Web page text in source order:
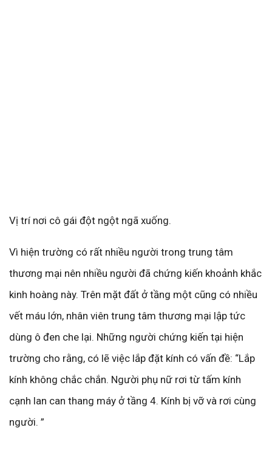
Vị trí nơi cô gái đột ngột ngã xuống.
Vì hiện trường có rất nhiều người trong trung tâm
thương mại nên nhiều người đã chứng kiến khoảnh khắc
kinh hoàng này. Trên mặt đất ở tầng một cũng có nhiều
vết máu lớn, nhân viên trung tâm thương mại lập tức
dùng ô đen che lại. Những người chứng kiến tại hiện
trường cho rằng, có lẽ việc lắp đặt kính có vấn đề: “Lắp
kính không chắc chắn. Người phụ nữ rơi từ tấm kính
cạnh lan can thang máy ở tầng 4. Kính bị vỡ và rơi cùng
người. ”